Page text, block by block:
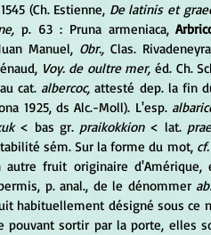
(Ch. Estienne, De latinis et
p. 63 : Pruna armeniaca,
Manuel, Obr.,
Voy. de oultre mer, éd. Ch.
cat. albercoc, attesté dep. la fin
1925, ds Alc.-Moll). L'esp.
< bas gr. praikokkion < lat.
sém. Sur la forme du mot, cf.
p. anal., de le dénommer
habituellement désigné sous ce
sortir par la porte, elles